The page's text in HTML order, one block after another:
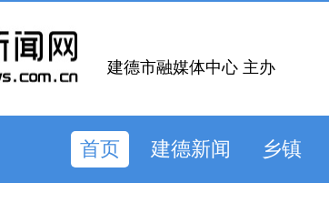
建德市融媒体中心 主办
首页 建德新闻 乡镇